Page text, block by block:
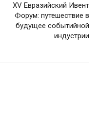
XV Евразийский Ивент
Форум: путешествие в
будущее событийной
индустрии